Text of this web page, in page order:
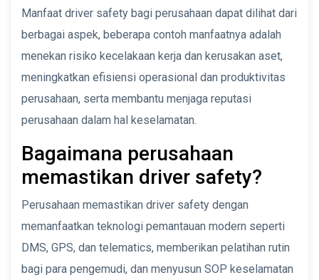
Manfaat driver safety bagi perusahaan dapat dilihat dari
berbagai aspek, beberapa contoh manfaatnya adalah
menekan risiko kecelakaan kerja dan kerusakan aset,
meningkatkan efisiensi operasional dan produktivitas
perusahaan, serta membantu menjaga reputasi
perusahaan dalam hal keselamatan.
Bagaimana perusahaan
memastikan driver safety?
Perusahaan memastikan driver safety dengan
memanfaatkan teknologi pemantauan modern seperti
DMS, GPS, dan telematics, memberikan pelatihan rutin
bagi para pengemudi, dan menyusun SOP keselamatan